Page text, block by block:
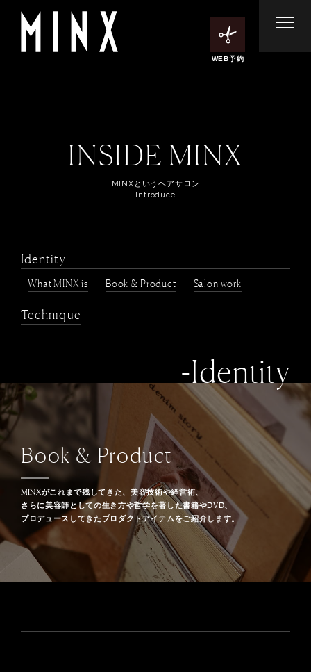
WEB予約
INSIDE MINX
MINXというヘアサロン
Introduce
Identity
What MINX is Book & Product Salon work
Technique
-Identity
Book & Product
MINXがこれまで残してきた、美容技術や経営術、
さらに美容師としての生き方や哲学を著した書籍やDVD、
プロデュースしてきたプロダクトアイテムをご紹介します。